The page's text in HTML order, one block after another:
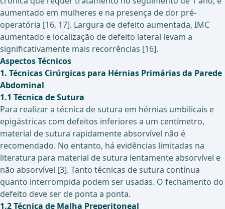
aumentado em mulheres e na presença de dor pré-
operatória [16, 17]. Largura de defeito aumentada, IMC
aumentado e localização de defeito lateral levam a
significativamente mais recorrências [16].
Aspectos Técnicos
1. Técnicas Cirúrgicas para Hérnias Primárias da Parede
Abdominal
1.1 Técnica de Sutura
Para realizar a técnica de sutura em hérnias umbilicais e
epigástricas com defeitos inferiores a um centímetro,
material de sutura rapidamente absorvível não é
recomendado. No entanto, há evidências limitadas na
literatura para material de sutura lentamente absorvível e
não absorvível [3]. Tanto técnicas de sutura contínua
quanto interrompida podem ser usadas. O fechamento do
defeito deve ser de ponta a ponta.
1.2 Técnica de Malha Preperitoneal